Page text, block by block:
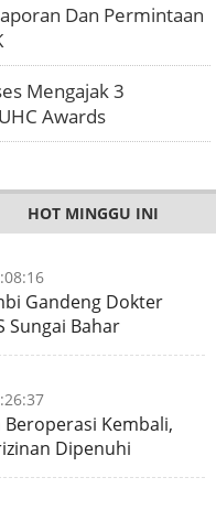
Dan Permintaan
Mengajak 3
Awards
HOT MINGGU INI
Gandeng Dokter
Sungai Bahar
Beroperasi Kembali,
Dipenuhi